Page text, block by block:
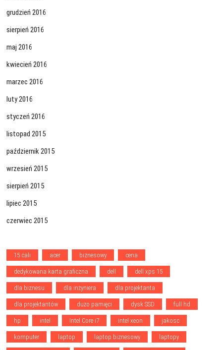
grudzień 2016
sierpień 2016
maj 2016
kwiecień 2016
marzec 2016
luty 2016
styczeń 2016
listopad 2015
październik 2015
wrzesień 2015
sierpień 2015
lipiec 2015
czerwiec 2015
15 cali acer biznesowy cena
dedykowana karta graficzna dell dell xps 15
dla biznesu dla inżyniera dla projektanta
dla projektantów dużo pamięci dysk SSD full hd
hp intel Intel Core i7 intel xeon jakosc
komputer laptop laptop biznesowy laptopy